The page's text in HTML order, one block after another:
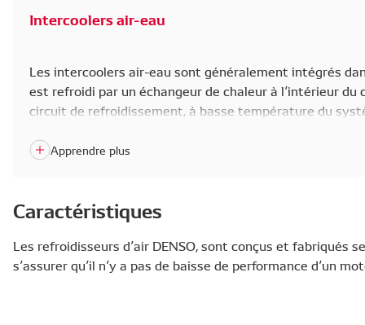
Intercoolers air-eau
Les intercoolers air-eau sont généralement intégrés
est refroidi par un échangeur de chaleur à l’intérieur
circuit de refroidissement, à basse température du
réponse et moins de traînée turbo.
Caractéristiques
Les refroidisseurs d’air DENSO, sont conçus et fabriqués
s’assurer qu’il n’y a pas de baisse de performance d’un